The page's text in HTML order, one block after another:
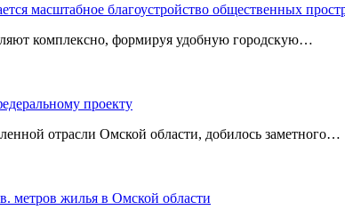
масштабное благоустройство общественных
комплексно, формируя удобную городскую…
проекту
отрасли Омской области, добилось заметного…
метров жилья в Омской области